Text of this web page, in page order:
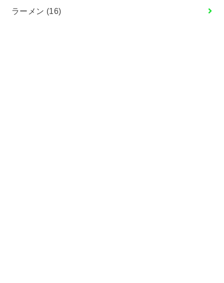
ラーメン (16)